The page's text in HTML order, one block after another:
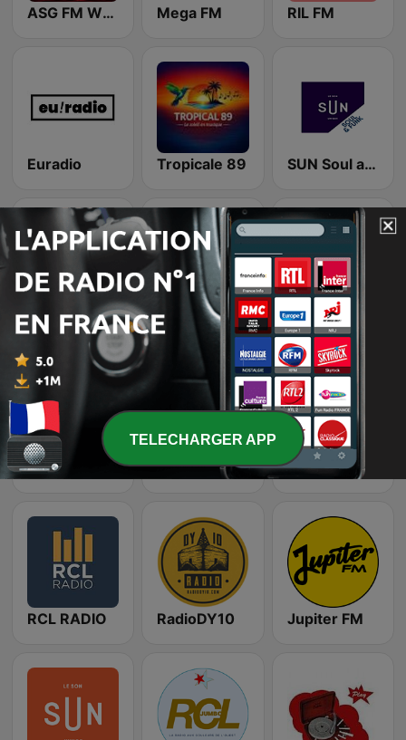
ASG FM WEBRADIO Mega FM RIL FM
Euradio Tropicale 89 SUN Soul and Funk
Hit West Hits du moment Océane Laval 5Sens Radio
Futuradio Pop & Sweet Futuradio Urban Maxxi M
RCL RADIO RadioDY10 Jupiter FM
TELECHARGER APP